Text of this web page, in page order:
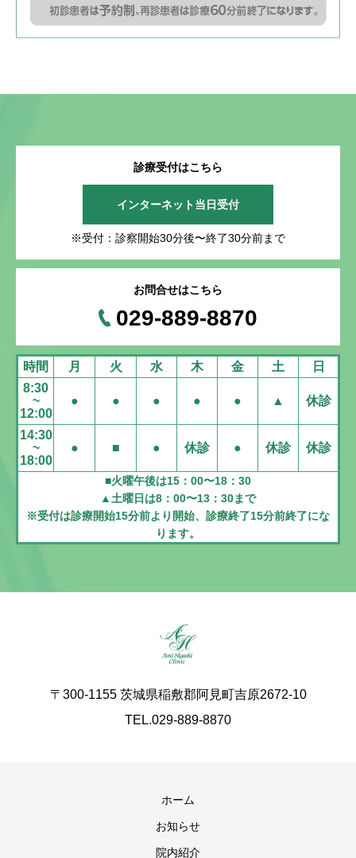
診療受付はこちら
インターネット当日受付
※受付：診察開始30分後〜終了30分前まで
お問合せはこちら
029-889-8870
時間 月 火 水 木 金 土
日
8:30
~
12:00
● ● ● ● ● ▲ 休診
14:30
~
18:00
● ■ ● 休診 ● 休診 休診
■火曜午後は15：00〜18：30
▲土曜日は8：00〜13：30まで
※受付は診療開始15分前より開始、診療終了15分前終了にな
ります。
〒300-1155 茨城県稲敷郡阿見町吉原2672-10
TEL.029-889-8870
ホーム
お知らせ
院内紹介